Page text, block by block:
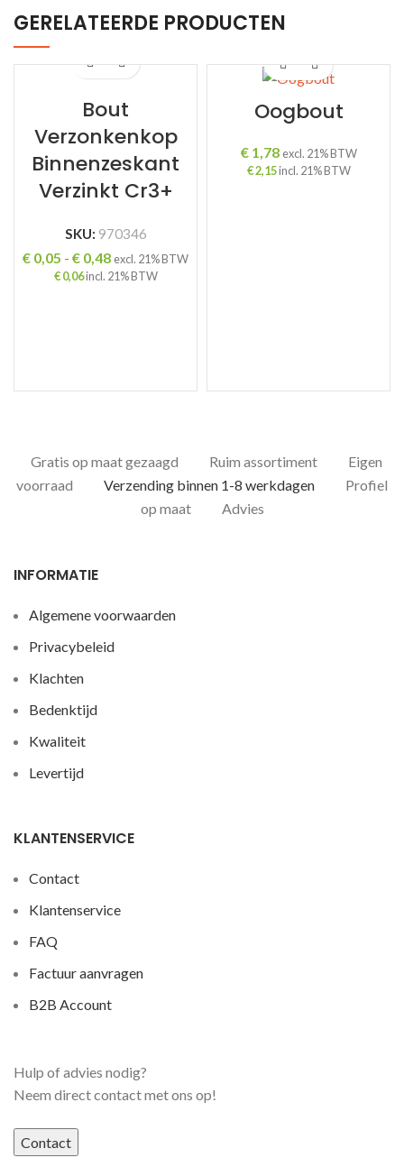
GERELATEERDE PRODUCTEN
Bout
Verzonkenkop
Binnenzeskant
Verzinkt Cr3+
SKU: 970346
€ 0,05 - € 0,48Prijsklasse:
€ 0,05
excl. 21% BTW
€0,06incl. 21% BTW
Oogbout
€1,78 excl. 21% BTW
€2,15incl. 21% BTW
Gratis op maat gezaagd Ruim assortiment
Eigen
voorraad
Verzending binnen 1-8 werkdagen
Profiel
op maat
Advies
INFORMATIE
Algemene voorwaarden
Privacybeleid
Klachten
Bedenktijd
Kwaliteit
Levertijd
KLANTENSERVICE
Contact
Klantenservice
FAQ
Factuur aanvragen
B2B Account
Hulp of advies nodig?
Neem direct contact met ons op!
Contact